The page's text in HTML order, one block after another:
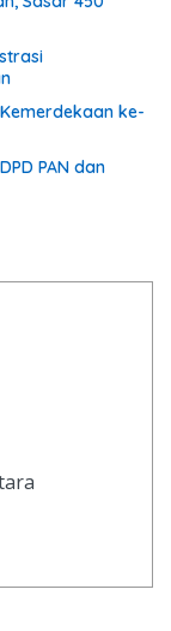
ke-
PAN dan